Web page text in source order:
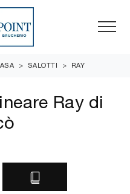
> SALOTTI > RAY
Ray di